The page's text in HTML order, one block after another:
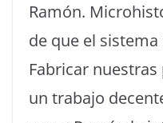
Ramón.
de que el
Fabricar
un trabajo